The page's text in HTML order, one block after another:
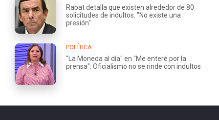
Rabat detalla que existen alrededor de 80
solicitudes de indultos: "No existe una
presión"
POLÍTICA
"La Moneda al día" en "Me enteré por la
prensa": Oficialismo no se rinde con indultos